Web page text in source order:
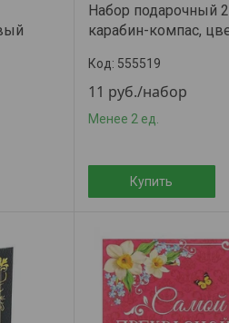
Набор подарочный
карабин-компас,
555519
11 руб./набор
Менее 2 ед.
Купить